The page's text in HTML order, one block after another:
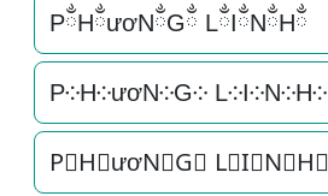
PྂHྂươNྂGྂ LྂIྂNྂHྂ
P༶H༶ươN༶G༶ L༶I༶N༶H༶
P⃕H⃕ươN⃕G⃕ L⃕I⃕N⃕H⃕